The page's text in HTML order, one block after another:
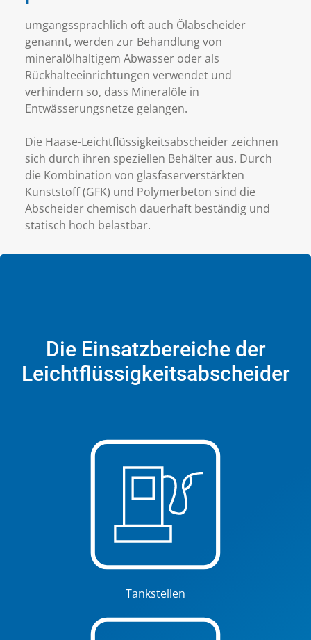
umgangssprachlich oft auch Ölabscheider
genannt, werden zur Behandlung von
mineralölhaltigem Abwasser oder als
Rückhalteeinrichtungen verwendet und
verhindern so, dass Mineralöle in
Entwässerungsnetze gelangen.
Die Haase-Leichtflüssigkeitsabscheider zeichnen
sich durch ihren speziellen Behälter aus. Durch
die Kombination von glasfaserverstärkten
Kunststoff (GFK) und Polymerbeton sind die
Abscheider chemisch dauerhaft beständig und
statisch hoch belastbar.
Die Einsatzbereiche der
Leichtflüssigkeitsabscheider
Tankstellen